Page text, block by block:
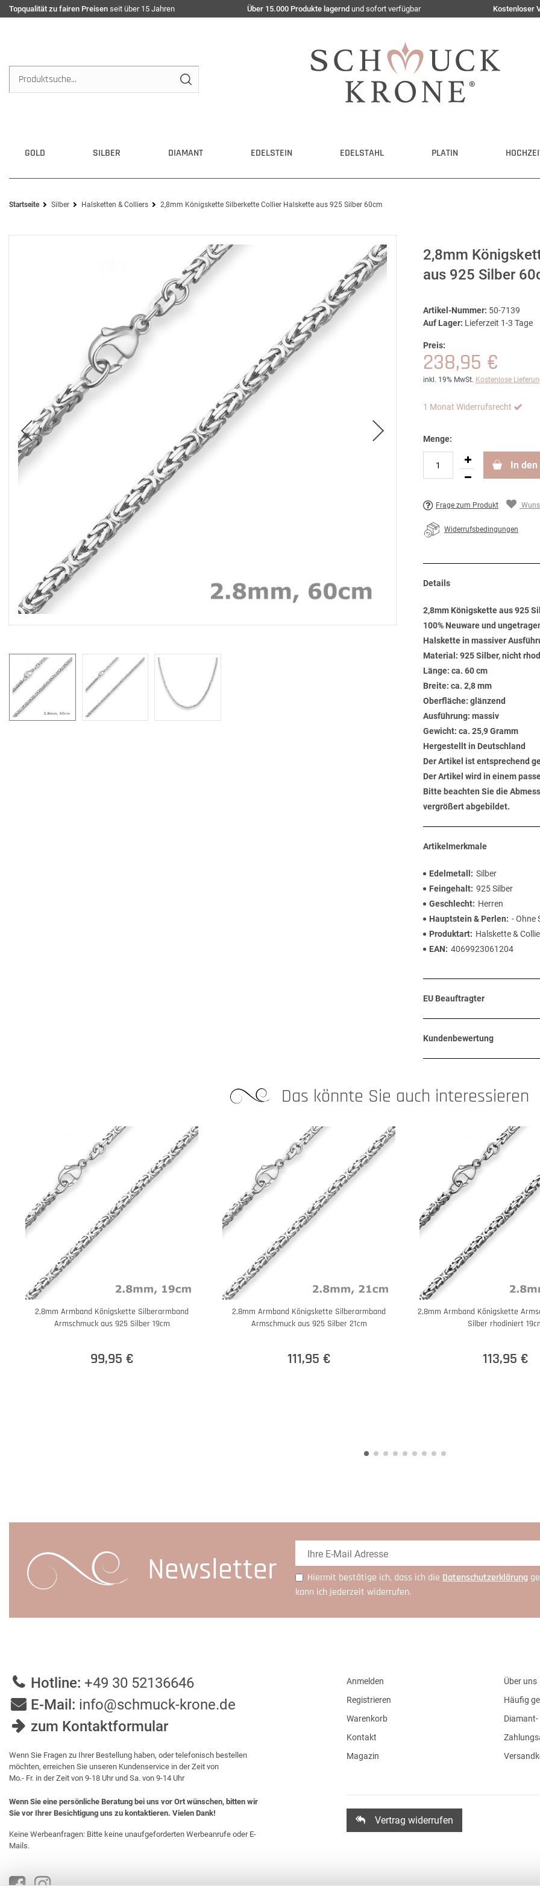
Topqualität zu fairen Preisen seit über 15 Jahren Über 15.000 Produkte lagernd und sofort verfügbar Kostenloser
GOLD SILBER DIAMANT EDELSTEIN EDELSTAHL PLATIN
Startseite Silber Halsketten & Colliers 2,8mm Königskette Silberkette Collier Halskette aus 925 Silber 60cm
2,8mm
aus 925 Silber
Artikel-Nummer: 50-7139
Auf Lager: Lieferzeit 1-3 Tage
Preis:
238,95 €
inkl. 19% MwSt. Kostenlose
1 Monat Widerrufsrecht
Menge:
In
Frage zum Produkt
Widerrufsbedingungen
Details
2,8mm Königskette aus 925
100% Neuware und
Halskette in massiver
Material: 925 Silber, nicht
Länge: ca. 60 cm
Breite: ca. 2,8 mm
Oberfläche: glänzend
Ausführung: massiv
Gewicht: ca. 25,9 Gramm
Hergestellt in Deutschland
Der Artikel ist entsprechend
Der Artikel wird in einem
Bitte beachten Sie die
vergrößert abgebildet.
Artikelmerkmale
Edelmetall
Silber
Feingehalt 925 Silber
Geschlecht
Herren
Hauptstein & Perlen
- Ohne
Produktart
Halskette &
EAN
4069923061204
EU Beauftragter
Kundenbewertung
Das könnte Sie auch interessieren
2,8mm Armband Königskette Silberarmband
Armschmuck aus 925 Silber 19cm
99,95 €
2,8mm Armband Königskette Silberarmband
Armschmuck aus 925 Silber 21cm
111,95 €
2,8mm Armband Königskette
Silber rhodiniert
113,95 €
Newsletter Hiermit bestätige ich, dass ich die Daten­schutz­erklärung
kann ich jederzeit widerrufen.
Hotline: +49 30 52136646
E-Mail: info@schmuck-krone.de
zum Kontaktformular
Wenn Sie Fragen zu Ihrer Bestellung haben, oder telefonisch bestellen
möchten, erreichen Sie unseren Kundenservice in der Zeit von
Mo.- Fr. in der Zeit von 9-18 Uhr und Sa. von 9-14 Uhr
Wenn Sie eine persönliche Beratung bei uns vor Ort wünschen, bitten wir
Sie vor Ihrer Besichtigung uns zu kontaktieren. Vielen Dank!
Keine Werbeanfragen: Bitte keine unaufgeforderten Werbeanrufe oder E-
Mails.
Anmelden
Registrieren
Warenkorb
Kontakt
Magazin
Über uns
Häufig
Vertrag widerrufen